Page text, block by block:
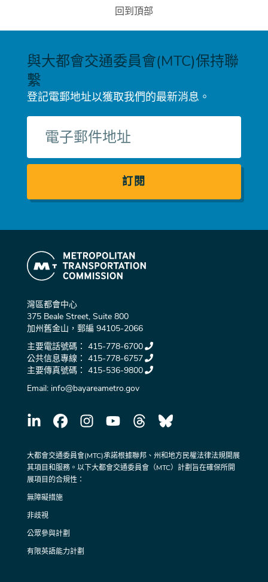
回到頂部
與大都會交通委員會(MTC)保持聯
繫
登記電郵地址以獲取我們的最新消息。
郵
件
灣區都會中心
375 Beale Street, Suite 800
加州舊金山，郵編 94105-2066
主要電話號碼： 415-778-6700
公共信息專線： 415-778-6757
主要傳真號碼： 415-536-9800
Email: info@bayareametro.gov
大都會交通委員會(MTC)承諾根據聯邦、州和地方民權法律法規開展
其項目和服務。以下大都會交通委員會（MTC）計劃旨在確保所開
展項目的合規性：
無障礙措施
非歧視
公眾參與計劃
有限英語能力計劃